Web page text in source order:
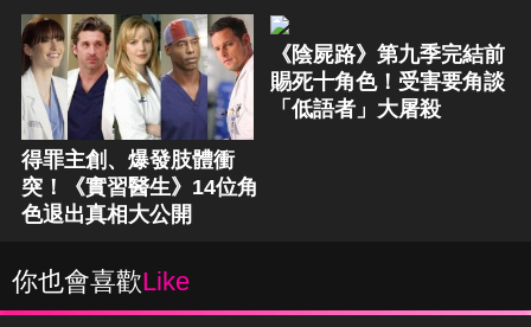
得罪主創、爆發肢體衝
突！《實習醫生》14位角
色退出真相大公開
《陰屍路》第九季完結前
賜死十角色！受害要角談
「低語者」大屠殺
你也會喜歡Like